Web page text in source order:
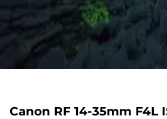
Canon RF 14-35mm F4L